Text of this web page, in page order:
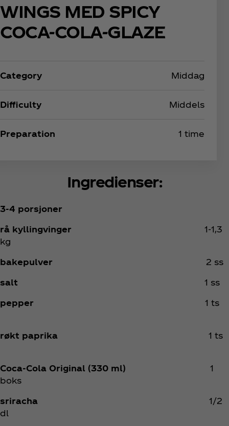
WINGS MED SPICY
COCA-COLA-GLAZE
Category Middag
Difficulty Middels​
Preparation 1 time
Ingredienser:
3-4 porsjoner
rå kyllingvinger 1-1,3
kg
bakepulver ​ 2 ss
salt ​ 1 ss
pepper ​ 1 ts
røkt paprika ​ 1 ts
Coca‑Cola Original (330 ml) ​ 1
boks
sriracha ​ 1/2
dl